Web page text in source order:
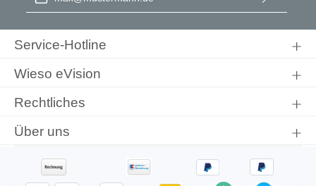
einverstanden.
Service-Hotline
Wieso eVision
Rechtliches
Über uns